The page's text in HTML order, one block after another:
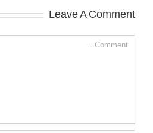
Leave A Comment
Comment